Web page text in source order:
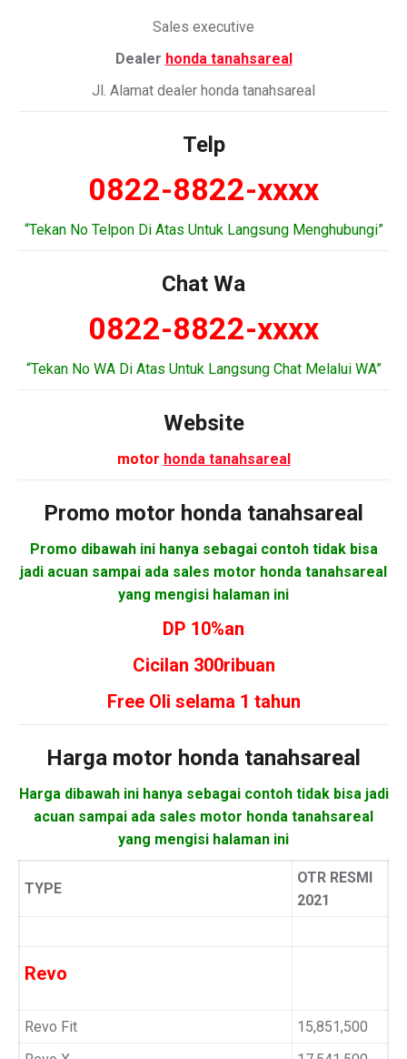
Sales executive
Dealer honda tanahsareal
Jl. Alamat dealer honda tanahsareal
Telp
0822-8822-xxxx
“Tekan No Telpon Di Atas Untuk Langsung Menghubungi”
Chat Wa
0822-8822-xxxx
“Tekan No WA Di Atas Untuk Langsung Chat Melalui WA”
Website
motor honda tanahsareal
Promo motor honda tanahsareal
Promo dibawah ini hanya sebagai contoh tidak bisa
jadi acuan sampai ada sales motor honda tanahsareal
yang mengisi halaman ini
DP 10%an
Cicilan 300ribuan
Free Oli selama 1 tahun
Harga motor honda tanahsareal
Harga dibawah ini hanya sebagai contoh tidak bisa jadi
acuan sampai ada sales motor honda tanahsareal
yang mengisi halaman ini
TYPE
OTR RESMI
2021
Revo
Revo Fit
15,851,500